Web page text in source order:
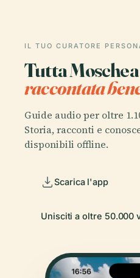
IL TUO CURATORE
Tutta
raccontata
Guide audio per oltre
Storia, racconti e
disponibili offline.
Scarica l'app
Unisciti a oltre 50.000